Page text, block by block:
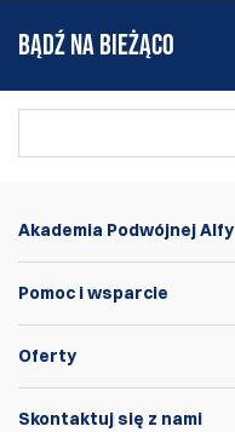
BĄDŹ NA BIEŻĄCO
Akademia Podwójnej Alfy
Pomoc i wsparcie
Oferty
Skontaktuj się z nami